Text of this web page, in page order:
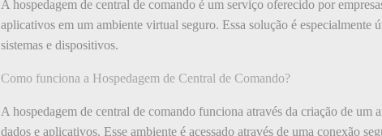
A hospedagem de central de comando é um serviço oferecido por
aplicativos em um ambiente virtual seguro. Essa solução é especialmente
sistemas e dispositivos.
Como funciona a Hospedagem de Central de Comando?
A hospedagem de central de comando funciona através da criação de
dados e aplicativos. Esse ambiente é acessado através de uma conexão